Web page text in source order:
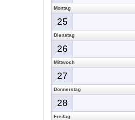
Montag
25
Dienstag
26
Mittwoch
27
Donnerstag
28
Freitag